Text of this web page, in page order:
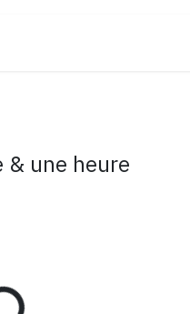
& une heure